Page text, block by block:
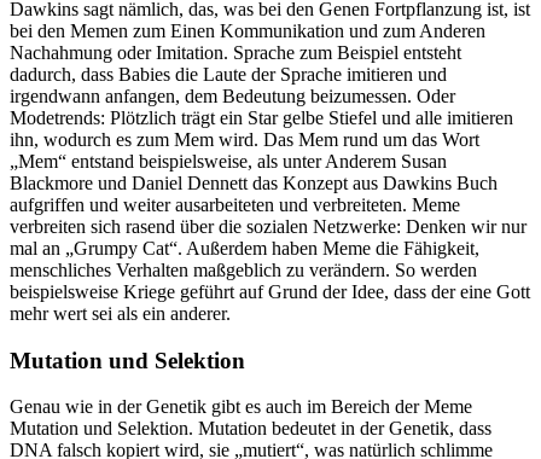
Dawkins sagt nämlich, das, was bei den Genen Fortpflanzung ist, ist
bei den Memen zum Einen Kommunikation und zum Anderen
Nachahmung oder Imitation. Sprache zum Beispiel entsteht
dadurch, dass Babies die Laute der Sprache imitieren und
irgendwann anfangen, dem Bedeutung beizumessen. Oder
Modetrends: Plötzlich trägt ein Star gelbe Stiefel und alle imitieren
ihn, wodurch es zum Mem wird. Das Mem rund um das Wort
„Mem“ entstand beispielsweise, als unter Anderem Susan
Blackmore und Daniel Dennett das Konzept aus Dawkins Buch
aufgriffen und weiter ausarbeiteten und verbreiteten. Meme
verbreiten sich rasend über die sozialen Netzwerke: Denken wir nur
mal an „Grumpy Cat“. Außerdem haben Meme die Fähigkeit,
menschliches Verhalten maßgeblich zu verändern. So werden
beispielsweise Kriege geführt auf Grund der Idee, dass der eine Gott
mehr wert sei als ein anderer.
Mutation und Selektion
Genau wie in der Genetik gibt es auch im Bereich der Meme
Mutation und Selektion. Mutation bedeutet in der Genetik, dass
DNA falsch kopiert wird, sie „mutiert“, was natürlich schlimme